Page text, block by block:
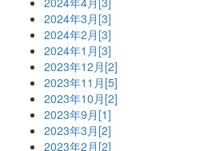
2024年3月[3]
2024年2月[3]
2024年1月[3]
2023年12月[2]
2023年11月[5]
2023年10月[2]
2023年9月[1]
2023年3月[2]
2023年2月[2]